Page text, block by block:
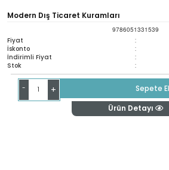
Modern Dış Ticaret Kuramları
9786051331539
Fiyat :
İskonto :
İndirimli Fiyat :
Stok :
- +
Sepete
Ürün Detayı